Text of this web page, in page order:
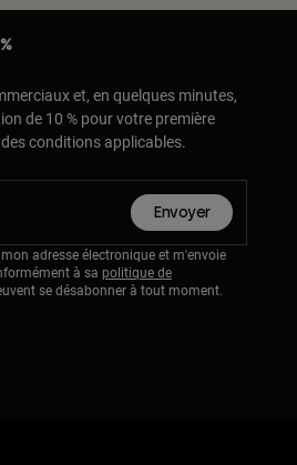
et, en quelques minutes,
de 10 % pour votre première
conditions applicables.
Envoyer
adresse électronique et m'envoie
à sa politique de
se désabonner à tout moment.